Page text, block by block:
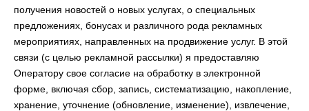
получения новостей о новых услугах, о специальных
предложениях, бонусах и различного рода рекламных
мероприятиях, направленных на продвижение услуг. В этой
связи (с целью рекламной рассылки) я предоставляю
Оператору свое согласие на обработку в электронной
форме, включая сбор, запись, систематизацию, накопление,
хранение, уточнение (обновление, изменение), извлечение,